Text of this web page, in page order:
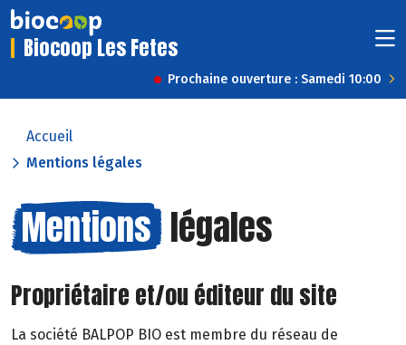
Biocoop Les Fetes
Prochaine ouverture : Samedi 10:00
Accueil
Mentions légales
Mentions légales
Propriétaire et/ou éditeur du site
La société BALPOP BIO est membre du réseau de